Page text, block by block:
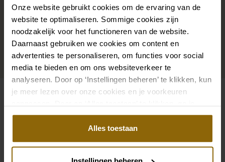
Onze website gebruikt cookies om de ervaring van de
website te optimaliseren. Sommige cookies zijn
noodzakelijk voor het functioneren van de website.
Daarnaast gebruiken we cookies om content en
advertenties te personaliseren, om functies voor social
media te bieden en om ons websiteverkeer te
analyseren. Door op ‘Instellingen beheren’ te klikken, kun
je meer lezen over onze cookies en je voorkeuren
akkoord met het gebruik van alle cookies.
Alles toestaan
onze grote accessoire winkel met accessoires voor
bruid en bruidegom vind je de perfecte match met
jouw jurk of trouwkostuum.
Ga naar accessoires
Bekijk ook eens
Abrazi O1-4-650-SKT Christina
Pinterest
Poirier NC-7654
Pinterest